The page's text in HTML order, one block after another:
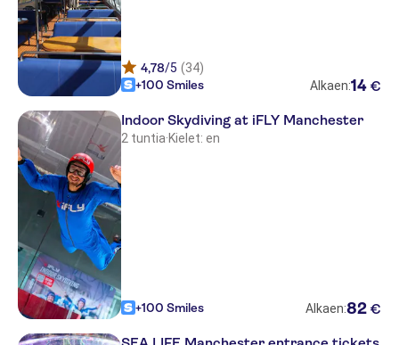
4,78/5 (34)
+100 Smiles
Alkaen:14 €
Indoor Skydiving at iFLY Manchester
2 tuntia·Kielet: en
+100 Smiles Alkaen:82 €